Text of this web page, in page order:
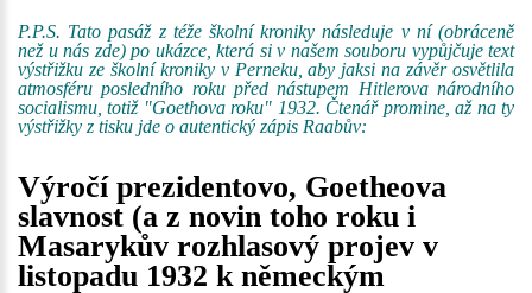
P.P.S. Tato pasáž z téže školní kroniky následuje v ní (obráceně
než u nás zde) po ukázce, která si v našem souboru vypůjčuje text
výstřižku ze školní kroniky v Perneku, aby jaksi na závěr osvětlila
atmosféru posledního roku před nástupem Hitlerova národního
socialismu, totiž "Goethova roku" 1932. Čtenář promine, až na ty
výstřižky z tisku jde o autentický zápis Raabův:
Výročí prezidentovo, Goetheova
slavnost (a z novin toho roku i
Masarykův rozhlasový projev v
listopadu 1932 k německým